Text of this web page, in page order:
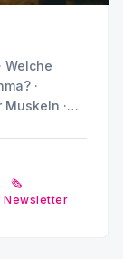
Welche
·
·
🗞️
Newsletter